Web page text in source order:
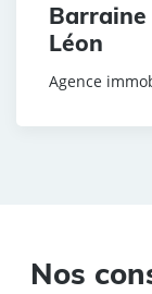
Léon
Agence
Nos